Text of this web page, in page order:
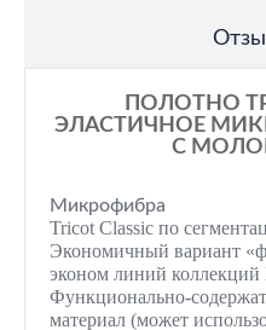
ПОЛОТНО
ЭЛАСТИЧНОЕ
С
Микрофибра
Tricot Classic по
Экономичный вариант
эконом линий коллекций
Функционально-
материал (может